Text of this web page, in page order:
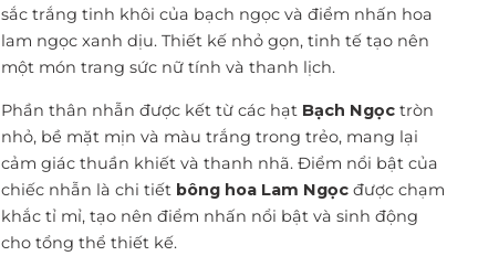
sắc trắng tinh khôi của bạch ngọc và điểm nhấn hoa
lam ngọc xanh dịu. Thiết kế nhỏ gọn, tinh tế tạo nên
một món trang sức nữ tính và thanh lịch.
Phần thân nhẫn được kết từ các hạt Bạch Ngọc tròn
nhỏ, bề mặt mịn và màu trắng trong trẻo, mang lại
cảm giác thuần khiết và thanh nhã. Điểm nổi bật của
chiếc nhẫn là chi tiết bông hoa Lam Ngọc được chạm
khắc tỉ mỉ, tạo nên điểm nhấn nổi bật và sinh động
cho tổng thể thiết kế.